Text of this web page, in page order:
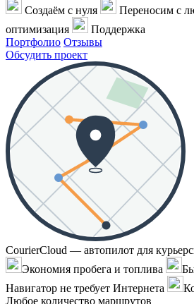
Создаём с нуля
Переносим с
оптимизация
Поддержка
Портфолио Отзывы
Обсудить проект
CourierCloud — автопилот для
Экономия пробега и топлива
Навигатор не требует Интернета
Любое количество маршрутов